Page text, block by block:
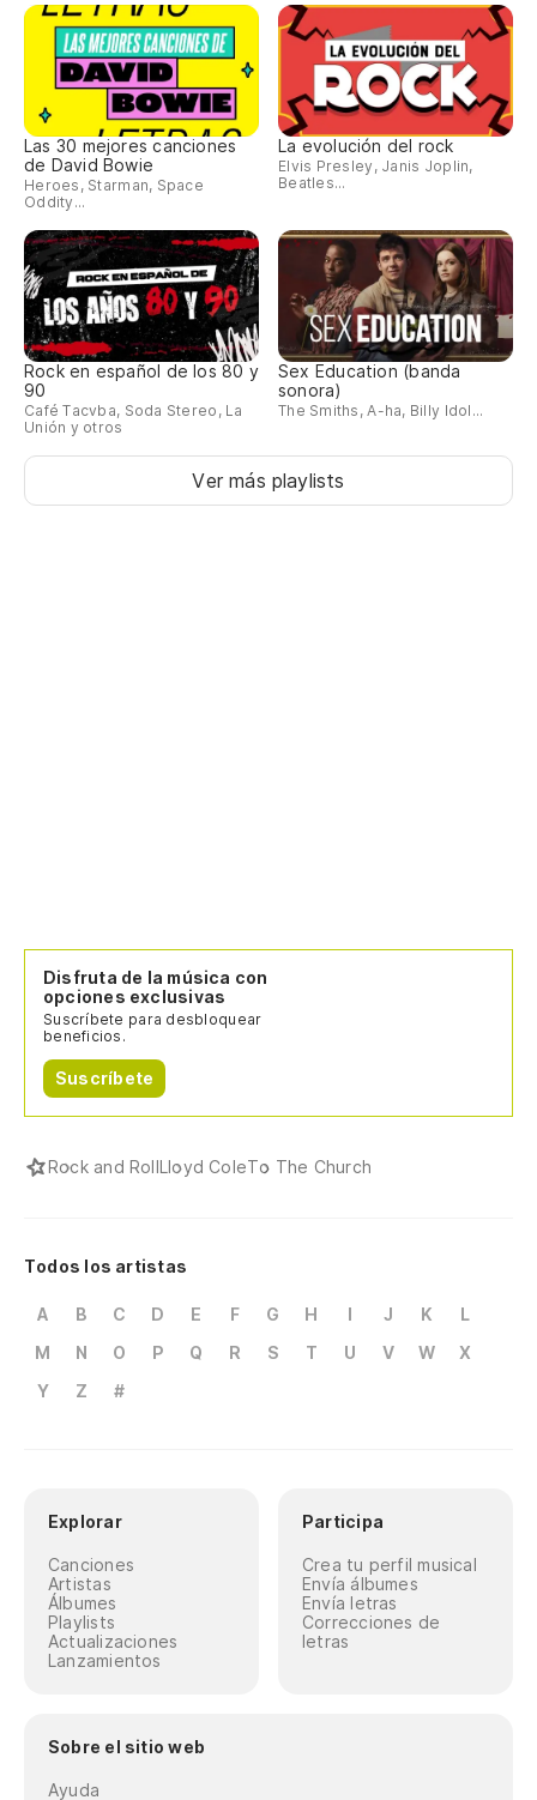
Las 30 mejores canciones
de David Bowie
Heroes, Starman, Space
Oddity...
La evolución del rock
Elvis Presley, Janis Joplin,
Beatles...
Rock en español de los 80 y
90
Café Tacvba, Soda Stereo, La
Unión y otros
Sex Education (banda
sonora)
The Smiths, A-ha, Billy Idol...
Ver más playlists
Disfruta de la música con
opciones exclusivas
Suscríbete para desbloquear
beneficios.
Suscríbete
Rock and RollLloyd ColeTo The Church
Todos los artistas
A B C D E F G H I J K
L
M
N O P Q R S T U V W
X
Y
Z #
Explorar
Canciones
Artistas
Álbumes
Playlists
Actualizaciones
Lanzamientos
Participa
Crea tu perfil musical
Envía álbumes
Envía letras
Correcciones de
letras
Sobre el sitio web
Ayuda